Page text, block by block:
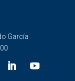
García